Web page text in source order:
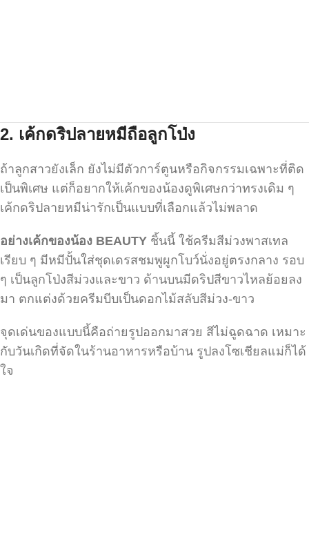
2. เค้กดริปลายหมีถือลูกโป่ง
ถ้าลูกสาวยังเล็ก ยังไม่มีตัวการ์ตูนหรือกิจกรรมเฉพาะที่ติด
เป็นพิเศษ แต่ก็อยากให้เค้กของน้องดูพิเศษกว่าทรงเดิม ๆ
เค้กดริปลายหมีน่ารักเป็นแบบที่เลือกแล้วไม่พลาด
อย่างเค้กของน้อง BEAUTY ชิ้นนี้ ใช้ครีมสีม่วงพาสเทล
เรียบ ๆ มีหมีปั้นใส่ชุดเดรสชมพูผูกโบว์นั่งอยู่ตรงกลาง รอบ
ๆ เป็นลูกโป่งสีม่วงและขาว ด้านบนมีดริปสีขาวไหลย้อยลง
มา ตกแต่งด้วยครีมบีบเป็นดอกไม้สลับสีม่วง-ขาว
จุดเด่นของแบบนี้คือถ่ายรูปออกมาสวย สีไม่ฉูดฉาด เหมาะ
กับวันเกิดที่จัดในร้านอาหารหรือบ้าน รูปลงโซเชียลแม่ก็ได้
ใจ